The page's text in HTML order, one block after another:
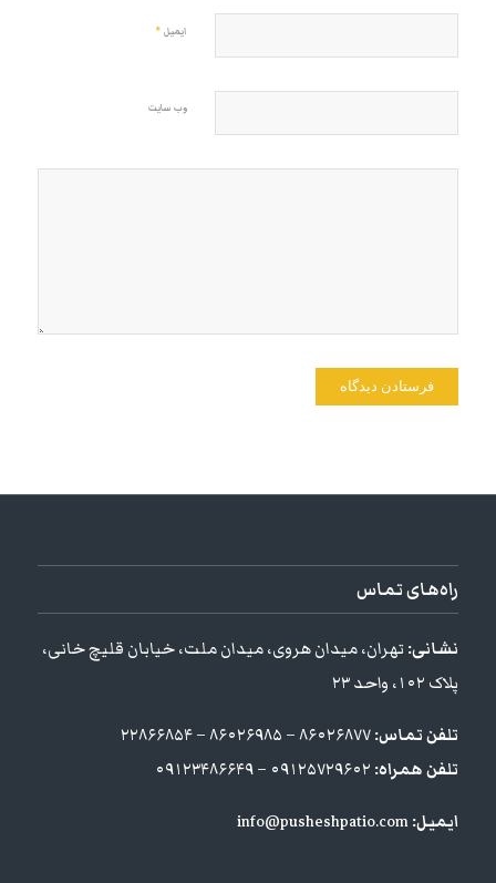
ایمیل *
وب‌ سایت
راه‌های تماس
نشانی: تهران، میدان هروی، میدان ملت، خیابان قلیچ خانی،
پلاک ۱۰۲، واحد ۲۳
تلفن تماس:
تلفن همراه: ۰۹۱۲۵۷۲۹۶۰۲ – ۰۹۱۲۳۴۸۶۶۴۹
ایمیل:info@pusheshpatio.com